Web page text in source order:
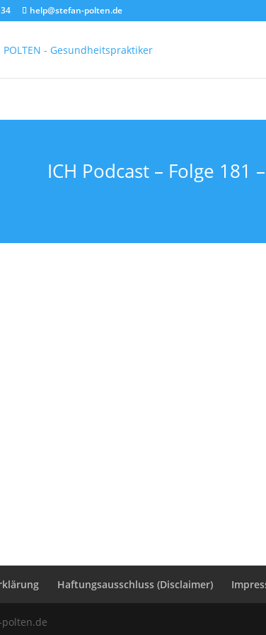
help@stefan-polten.de
ICH Podcast – Folge 181
Haftungsausschluss (Disclaimer)